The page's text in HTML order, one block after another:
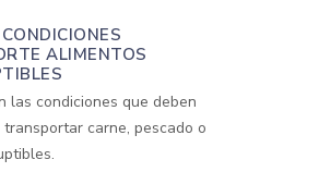
ALIMENTOS
las condiciones que deben
carne, pescado o